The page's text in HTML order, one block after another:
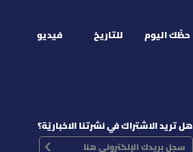
حظّك اليوم للتاريخ فيديو
هل تريد الاشتراك في نشرتنا الاخباريّة؟